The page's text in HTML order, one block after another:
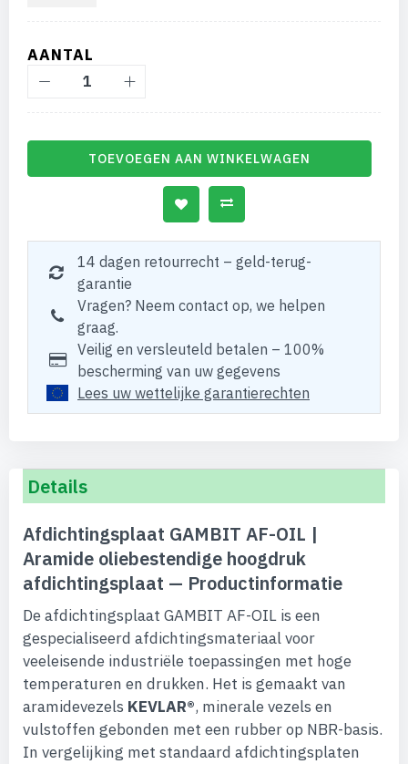
AANTAL
TOEVOEGEN AAN WINKELWAGEN
14 dagen retourrecht – geld-terug-
garantie
Vragen? Neem contact op, we helpen
graag.
Veilig en versleuteld betalen – 100%
bescherming van uw gegevens
Lees uw wettelijke garantierechten
Details
Afdichtingsplaat GAMBIT AF-OIL |
Aramide oliebestendige hoogdruk
afdichtingsplaat — Productinformatie
De afdichtingsplaat GAMBIT AF-OIL is een
gespecialiseerd afdichtingsmateriaal voor
veeleisende industriële toepassingen met hoge
temperaturen en drukken. Het is gemaakt van
aramidevezels KEVLAR®, minerale vezels en
vulstoffen gebonden met een rubber op NBR-basis.
In vergelijking met standaard afdichtingsplaten